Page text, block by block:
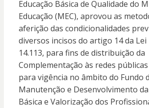
Educação Básica de Qualidade do
Educação (MEC), aprovou as
aferição das condicionalidades
diversos incisos do artigo 14 da Lei
14.113, para fins de distribuição da
Complementação às redes
para vigência no âmbito do Fundo
Manutenção e Desenvolvimento da
Básica e Valorização dos